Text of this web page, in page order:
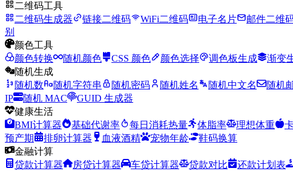
二维码工具
二维码生成器
链接二维码 WiFi二维码 电子名片 邮件二维
别
颜色工具
颜色转换
随机颜色 CSS 颜色 颜色选择 调色板生成 渐变
随机生成
随机数
随机字符串 随机密码 随机姓名 随机中文名 随机
IP
随机 MAC
GUID 生成器
健康生活
BMI计算器
基础代谢率 每日消耗热量 体脂率 理想体重
预产期
排卵计算器 血液酒精 宠物年龄
鞋码换算
金融计算
贷款计算器
房贷计算器 车贷计算器 贷款对比 还款计划表